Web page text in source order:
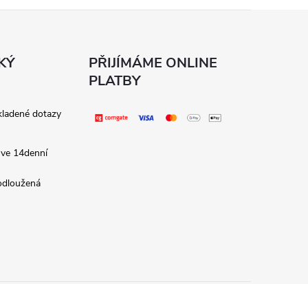
dotazy
14denní
PŘIJÍMÁME ONLINE
PLATBY